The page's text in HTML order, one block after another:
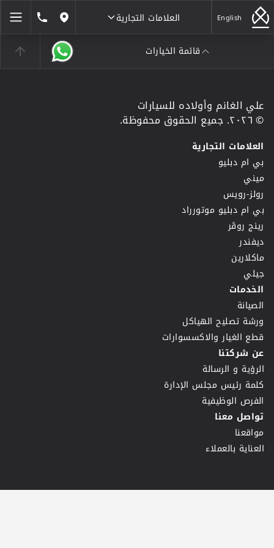
English
العلامات التجارية
العلامات التجارية
مواقعنا
قائمة الخيارات
علي الغانم وأولاده للسيارات
© ٢٠٢٦. جميع الحقوق محفوظة.
العلامات التجارية
بي ام دبليو
ميني
رولز-رويس
بي ام دبليو موتورراد
رينج روڤر
ديفندر
ماكلارين
جيلي
الخدمات
الصيانة
ورشة تصليح الهياكل
قطع الغيار والاكسسوارات
عن شركتنا
الرؤية و الرسالة
كلمة رئيس مجلس الإدارة
الفرص الوظيفية
تواصل معنا
مواقعنا
العناية بالعملاء